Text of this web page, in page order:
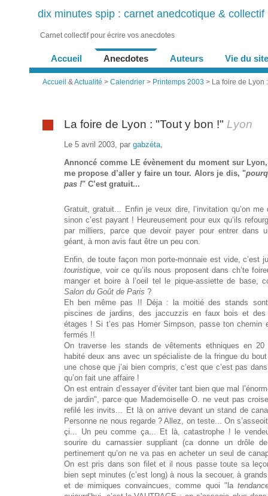
dix minutes spip : carnet anedcotique & collectif
Carnet collectif pour écrire vos anecdotes
Accueil Anecdotes Auteurs Vie du site
Accueil &Actualité >Calendrier > Printemps 2003 > La foire de Lyon
La foire de Lyon : "Tout y bon !" Lyon
Le 5 avril 2003, pargabzéta
Annoncé comme LE évènement du moment sur
me propose d’aller y faire un tour. Alors je dis, "
pas !" C’est gratuit...
Gratuit, gratuit... Enfin je veux dire, l’invitation qu’on me
sinon c’est payant ! Heureusement pour eux qu’ils
par milliers, parce que devoir payer pour entrer dans
géant, à mon avis faut être un peu con.
Enfin, de toute façon mon porte-monnaie est vide, c’est
touristique , voir ce qu’ils nous proposent dans ch’te
manger et boire à l’oeil tel le pique-assiette de base,
Salon du Goût de Paris ?
Eh ben même pas !! Déja : la moitié des stands
piscines de jardins, des jaccuzzis en faux bois et
étages ! Si t’es pas Homer Simpson, passe ton chemin
fermés !!
On traverse les stands de vêtements ethniques en 20
habité deux ans avec un spécialiste de la fringue du
une chose que j’ai bien compris, c’est que c’est pas
qu’on fait une affaire !
On est entrain d’essayer d’éviter tant bien que mal
de jardin", parce que Mademoiselle O. ne veut pas
refilé les invits... Et là on arrive devant un stand de
Personne ne nous regarde ? Allez, on teste... On
çi... Un peu comme ça... Et là, catastrophe ! le
sourire du carnassier suppliant (ca donne un drôle
pertinement qu’on ne va pas en acheter un seul de
On est pris dans son filet et il nous passe toute sa
bien sept minutes (c’est long) à nous la secouer, à
et de mimiques convaincues, comme quoi "la